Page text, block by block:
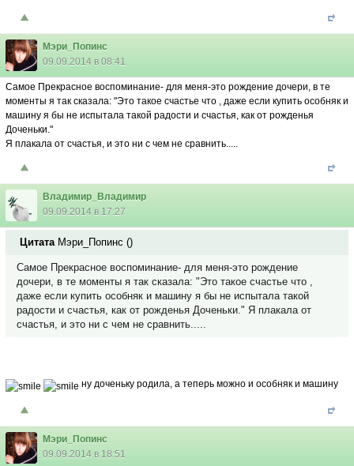
Мэри_Попинс
09.09.2014 в 08:41
Самое Прекрасное воспоминание- для меня-это рождение дочери, в те
моменты я так сказала: "Это такое счастье что , даже если купить особняк и
машину я бы не испытала такой радости и счастья, как от рожденья
Доченьки."
Я плакала от счастья, и это ни с чем не сравнить.....
Владимир_Владимир
09.09.2014 в 17:27
Цитата Мэри_Попинс ()
Самое Прекрасное воспоминание- для меня-это рождение
дочери, в те моменты я так сказала: "Это такое счастье что ,
даже если купить особняк и машину я бы не испытала такой
радости и счастья, как от рожденья Доченьки." Я плакала от
счастья, и это ни с чем не сравнить.....
ну доченьку родила, а теперь можно и особняк и машину
Мэри_Попинс
09.09.2014 в 18:51